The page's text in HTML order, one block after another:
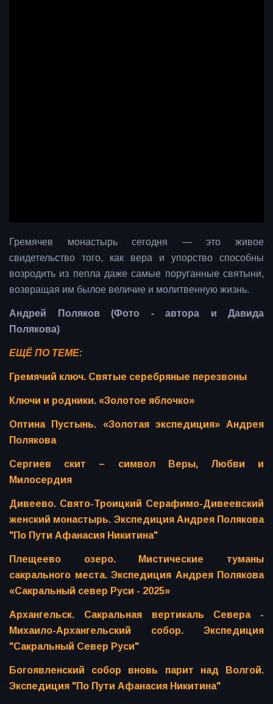
Гремячев монастырь сегодня — это живое
свидетельство того, как вера и упорство способны
возродить из пепла даже самые поруганные святыни,
возвращая им былое величие и молитвенную жизнь.
Андрей Поляков (Фото - автора и Давида
Полякова)
ЕЩЁ ПО ТЕМЕ:
Гремячий ключ. Святые серебряные перезвоны
Ключи и родники. «Золотое яблочко»
Оптина Пустынь. «Золотая экспедиция» Андрея
Полякова
Сергиев скит – символ Веры, Любви и
Милосердия
Дивеево. Свято-Троицкий Серафимо-Дивеевский
женский монастырь. Экспедиция Андрея Полякова
"По Пути Афанасия Никитина"
Плещеево озеро. Мистические туманы
сакрального места. Экспедиция Андрея Полякова
«Сакральный север Руси - 2025»
Архангельск. Сакральная вертикаль Севера -
Михаило-Архангельский собор. Экспедиция
"Сакральный Север Руси"
Богоявленский собор вновь парит над Волгой.
Экспедиция "По Пути Афанасия Никитина"